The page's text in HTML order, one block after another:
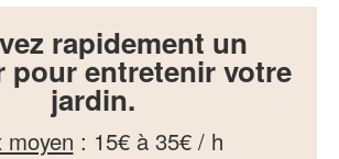
rapidement un
pour entretenir votre
jardin.
moyen : 15€ à 35€ / h